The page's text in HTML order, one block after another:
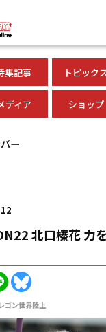
集記事 トピック
ディア ショップ
ー
北口榛花 力
ゴン世界陸上